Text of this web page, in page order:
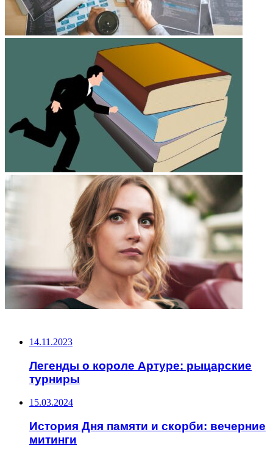
14.11.2023
Легенды о короле Артуре: рыцарские
турниры
15.03.2024
История Дня памяти и скорби: вечерние
митинги